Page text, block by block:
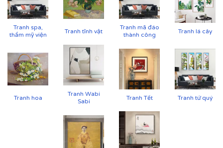
Cận cảnh tranh in trên chất liệu canvas công nghệ in
Tranh spa,
thẩm mỹ viện
Tranh tĩnh vật
Tranh mã đáo
thành công
Tranh lá cây
Tranh hoa
Tranh Wabi
Sabi
Tranh Tết Tranh tứ quý